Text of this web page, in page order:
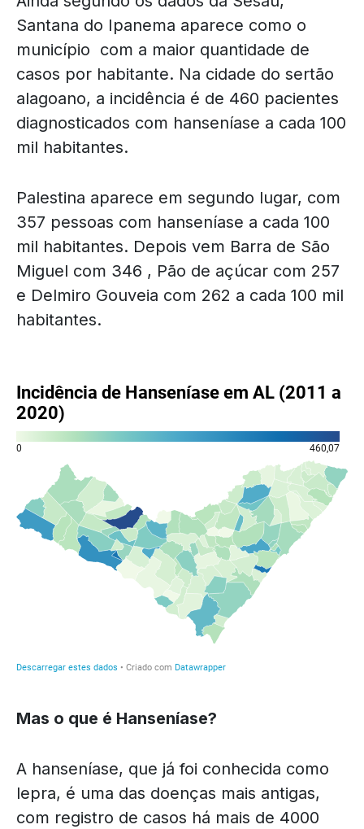
Santana do Ipanema aparece como o
município com a maior quantidade de
casos por habitante. Na cidade do sertão
alagoano, a incidência é de 460 pacientes
diagnosticados com hanseníase a cada 100
mil habitantes.
Palestina aparece em segundo lugar, com
357 pessoas com hanseníase a cada 100
mil habitantes. Depois vem Barra de São
Miguel com 346 , Pão de açúcar com 257
e Delmiro Gouveia com 262 a cada 100 mil
habitantes.
Mas o que é Hanseníase?
A hanseníase, que já foi conhecida como
lepra, é uma das doenças mais antigas,
com registro de casos há mais de 4000